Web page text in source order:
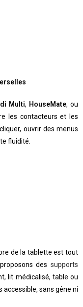
Multi, HouseMate, ou
les contacteurs et les
ouvrir des menus
fluidité.
de la tablette est tout
des supports
lit médicalisé, table ou
sans gêne ni